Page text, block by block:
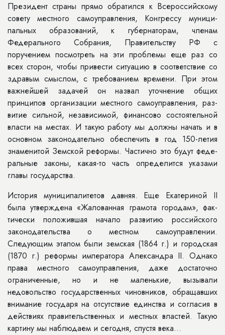
Президент страны прямо обратил­ся к Всероссийскому
совету местного самоуправления, Конгрессу муници­
пальных образований, к губернато­рам, членам
Федерального Собрания, Правительству РФ с
поручением по­смотреть на эти проблемы еще раз со
всех сторон, чтобы привести си­туацию в соответствие со
здравым смыслом, с требованием времени. При этом
важнейшей задачей он назвал уточнение общих
принципов органи­зации местного самоуправления, раз­
витие сильной, независимой, финансо­во состоятельной
власти на местах. И такую работу мы должны начать и в
основном законодательно обеспечить в год 150-летия
знаменитой Земской реформы. Частично это будут феде­
ральные законы, какая-то часть опре­делится указами
главы государства.
История муниципалитетов давняя. Еще Екатериной II
была утверждена «Жалованная грамота городам», фак­
тически положившая начало разви­тию российского
законодательства о местном самоуправлении.
Следующим этапом были земская (1864 г.) и город­ская
(1870 г.) реформы императора Александра II. Однако
права местно­го самоуправления, даже достаточно
ограниченные, но и не маленькие, вы­зывали
недовольство государственных чиновников, обращавших
внимание государя на отсутствие единства и со­гласия в
действиях правительственных и местных властей. Такую
картину мы наблюдаем и сегодня, спустя века...